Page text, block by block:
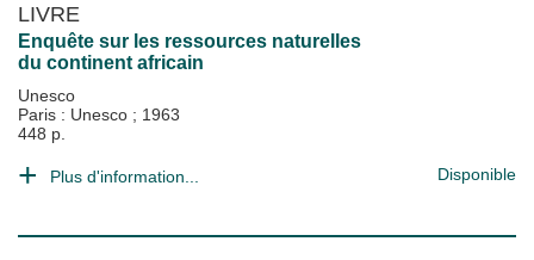
LIVRE
Enquête sur les ressources naturelles
du continent africain
Unesco
Paris : Unesco ; 1963
448 p.
Plus d'information... Disponible